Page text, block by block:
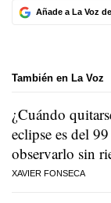
Añade a La Voz
También en La Voz
¿Cuándo
eclipse es del
observarlo sin
XAVIER FONSECA